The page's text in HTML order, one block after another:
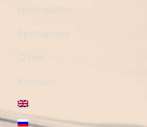
Naše služby
Spolupráce
O nás
Kontakt